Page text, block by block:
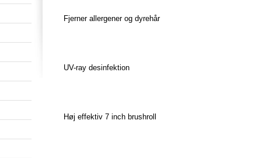
Fjerner allergener og dyrehår
UV-ray desinfektion
Høj effektiv 7 inch brushroll